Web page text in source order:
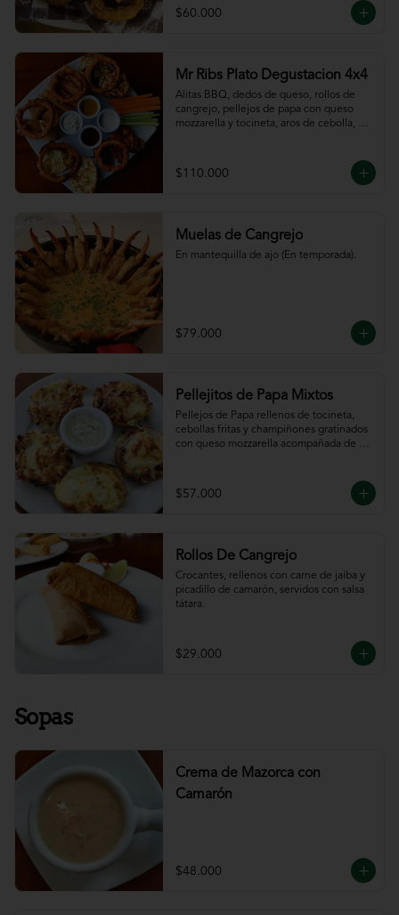
$60.000
Mr Ribs Plato Degustacion 4x4
Alitas BBQ, dedos de queso, rollos de
cangrejo, pellejos de papa con queso
mozzarella y tocineta, aros de cebolla,
$110.000
Muelas de Cangrejo
En mantequilla de ajo (En temporada).
$79.000
Pellejitos de Papa Mixtos
Pellejos de Papa rellenos de tocineta,
cebollas fritas y champiñones gratinados
con queso mozzarella acompañada de
$57.000
Rollos De Cangrejo
Crocantes, rellenos con carne de jaiba y
picadillo de camarón, servidos con salsa
tátara.
$29.000
Sopas
Crema de Mazorca con
Camarón
$48.000